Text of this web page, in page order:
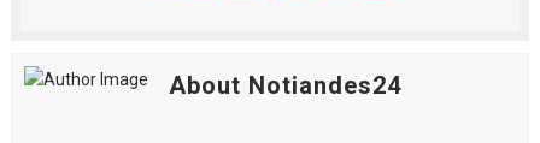
About Notiandes24